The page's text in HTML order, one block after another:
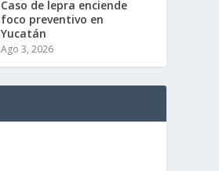
Caso de lepra enciende
foco preventivo en
Yucatán
Ago 3, 2026